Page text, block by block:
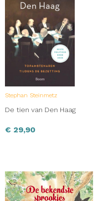
Stephan Steinmetz
De tien van Den Haag
€ 29,90